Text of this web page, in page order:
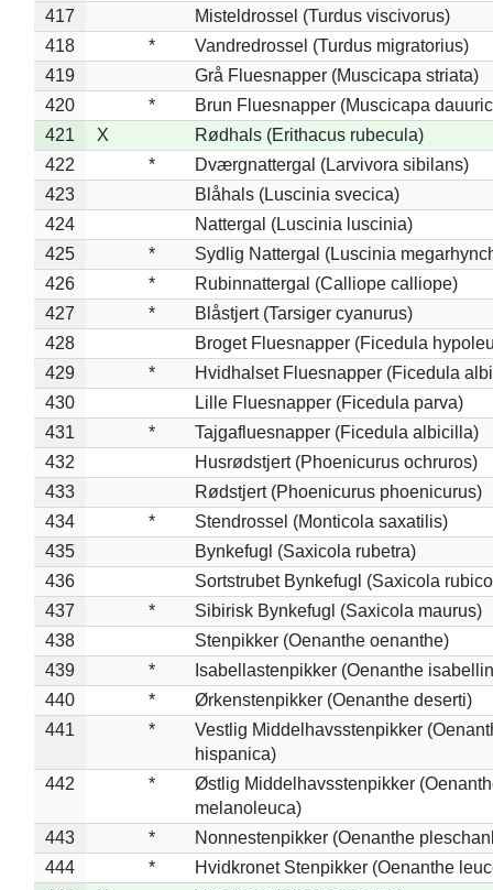
417
Misteldrossel (Turdus viscivorus)
418
*
Vandredrossel (Turdus migratorius)
419
Grå Fluesnapper (Muscicapa striata)
420
*
Brun Fluesnapper (Muscicapa
421
X
Rødhals (Erithacus rubecula)
422
*
Dværgnattergal (Larvivora sibilans)
423
Blåhals (Luscinia svecica)
424
Nattergal (Luscinia luscinia)
425
*
Sydlig Nattergal (Luscinia
426
*
Rubinnattergal (Calliope calliope)
427
*
Blåstjert (Tarsiger cyanurus)
428
Broget Fluesnapper (Ficedula
429
*
Hvidhalset Fluesnapper (Ficedula
430
Lille Fluesnapper (Ficedula parva)
431
*
Tajgafluesnapper (Ficedula albicilla)
432
Husrødstjert (Phoenicurus ochruros)
433
Rødstjert (Phoenicurus phoenicurus)
434
*
Stendrossel (Monticola saxatilis)
435
Bynkefugl (Saxicola rubetra)
436
Sortstrubet Bynkefugl (Saxicola
437
*
Sibirisk Bynkefugl (Saxicola maurus)
438
Stenpikker (Oenanthe oenanthe)
439
*
Isabellastenpikker (Oenanthe
440
*
Ørkenstenpikker (Oenanthe deserti)
441
*
Vestlig Middelhavsstenpikker
hispanica)
442
*
Østlig Middelhavsstenpikker
melanoleuca)
443
*
Nonnestenpikker (Oenanthe
444
*
Hvidkronet Stenpikker (Oenanthe